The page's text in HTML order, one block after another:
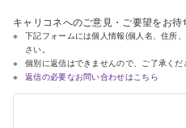
キャリコネへのご意見・ご要望をお待
下記フォームには個人情報(個人名、住所
さい。
個別に返信はできませんので、ご了承くだ
返信の必要なお問い合わせはこちら